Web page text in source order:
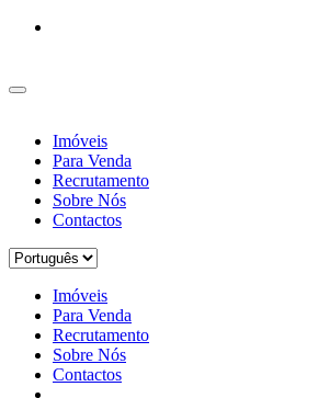
Imóveis
Para Venda
Recrutamento
Sobre Nós
Contactos
Imóveis
Para Venda
Recrutamento
Sobre Nós
Contactos